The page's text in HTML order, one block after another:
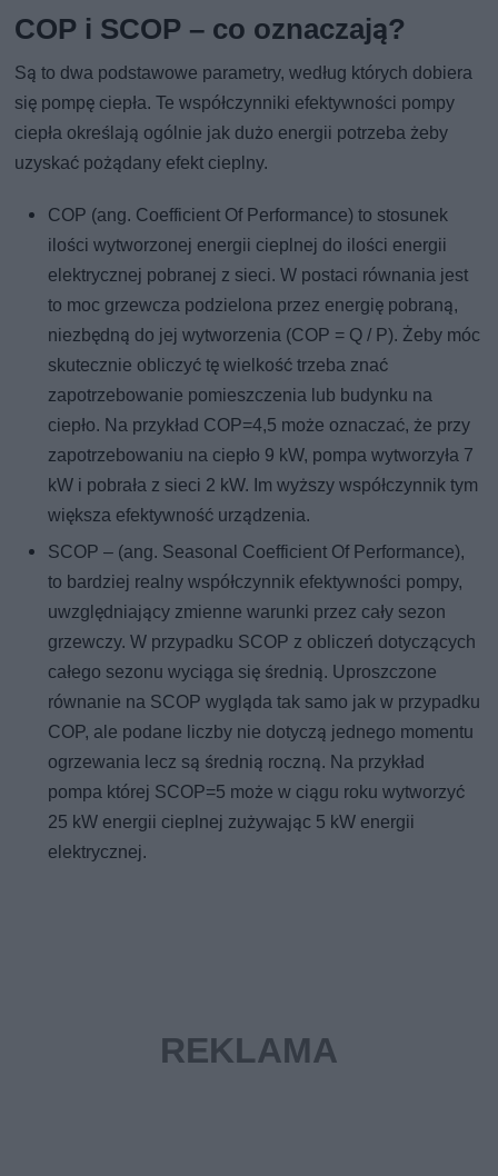
COP i SCOP – co oznaczają?
Są to dwa podstawowe parametry, według których dobiera
się pompę ciepła. Te współczynniki efektywności pompy
ciepła określają ogólnie jak dużo energii potrzeba żeby
uzyskać pożądany efekt cieplny.
COP (ang. Coefficient Of Performance) to stosunek
ilości wytworzonej energii cieplnej do ilości energii
elektrycznej pobranej z sieci. W postaci równania jest
to moc grzewcza podzielona przez energię pobraną,
niezbędną do jej wytworzenia (COP = Q / P). Żeby móc
skutecznie obliczyć tę wielkość trzeba znać
zapotrzebowanie pomieszczenia lub budynku na
ciepło. Na przykład COP=4,5 może oznaczać, że przy
zapotrzebowaniu na ciepło 9 kW, pompa wytworzyła 7
kW i pobrała z sieci 2 kW. Im wyższy współczynnik tym
większa efektywność urządzenia.
SCOP – (ang. Seasonal Coefficient Of Performance),
to bardziej realny współczynnik efektywności pompy,
uwzględniający zmienne warunki przez cały sezon
grzewczy. W przypadku SCOP z obliczeń dotyczących
całego sezonu wyciąga się średnią. Uproszczone
równanie na SCOP wygląda tak samo jak w przypadku
COP, ale podane liczby nie dotyczą jednego momentu
ogrzewania lecz są średnią roczną. Na przykład
pompa której SCOP=5 może w ciągu roku wytworzyć
25 kW energii cieplnej zużywając 5 kW energii
elektrycznej.